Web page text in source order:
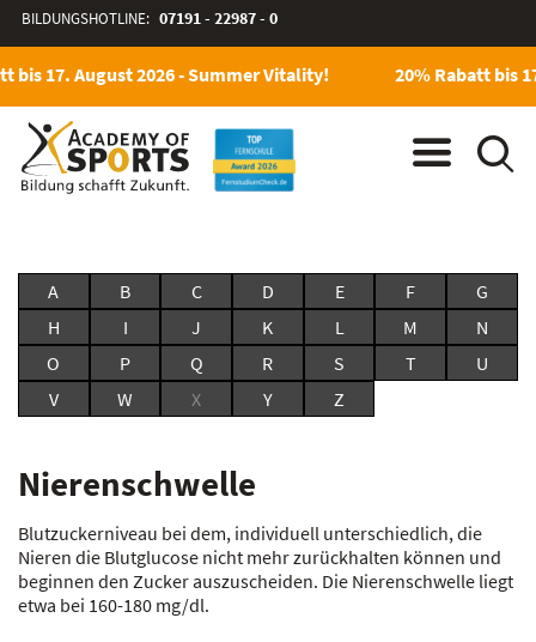
BILDUNGSHOTLINE: 07191 - 22987 - 0
bis 17. August 2026 - Summer Vitality! 20% Rabatt bis
A B C D E F
G
H
I J K L M
N
O
P Q R S T
U
V
W X Y Z
Nierenschwelle
Blutzuckerniveau bei dem, individuell unterschiedlich, die
Nieren die Blutglucose nicht mehr zurückhalten können und
beginnen den Zucker auszuscheiden. Die Nierenschwelle liegt
etwa bei 160-180 mg/dl.